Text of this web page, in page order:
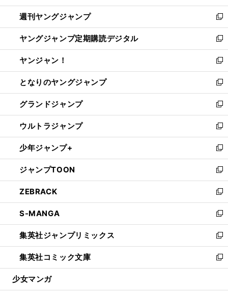
開
く
ウ
で
開
く
ン
ド
ウ
で
開
く
ウ
ィ
ン
ド
ウ
で
開
く
週刊ヤングジャンプ
新
し
い
ウ
ィ
ン
ド
ウ
で
開
く
ヤングジャンプ定期購読デジタル
新
し
い
ウ
ィ
ン
ド
ウ
で
開
く
ヤンジャン！
新
し
い
ウ
ィ
ン
ド
ウ
で
開
く
となりのヤングジャンプ
新
し
い
ウ
ィ
ン
ド
ウ
で
開
く
グランドジャンプ
新
し
い
ウ
ィ
ン
ド
ウ
で
開
く
ウルトラジャンプ
新
し
い
ウ
ィ
ン
ド
ウ
で
開
く
少年ジャンプ+
新
し
い
ウ
ィ
ン
ド
ウ
で
開
く
ジャンプTOON
新
し
い
ウ
ィ
ン
ド
ウ
で
開
ZEBRACK
新
し
い
ウ
ィ
ン
ド
ウ
開
S-MANGA
新
し
い
ウ
ィ
ン
ウ
集英社ジャンプリミックス
新
し
い
ウ
ン
集英社コミック文庫
新
し
ウ
少女マンガ